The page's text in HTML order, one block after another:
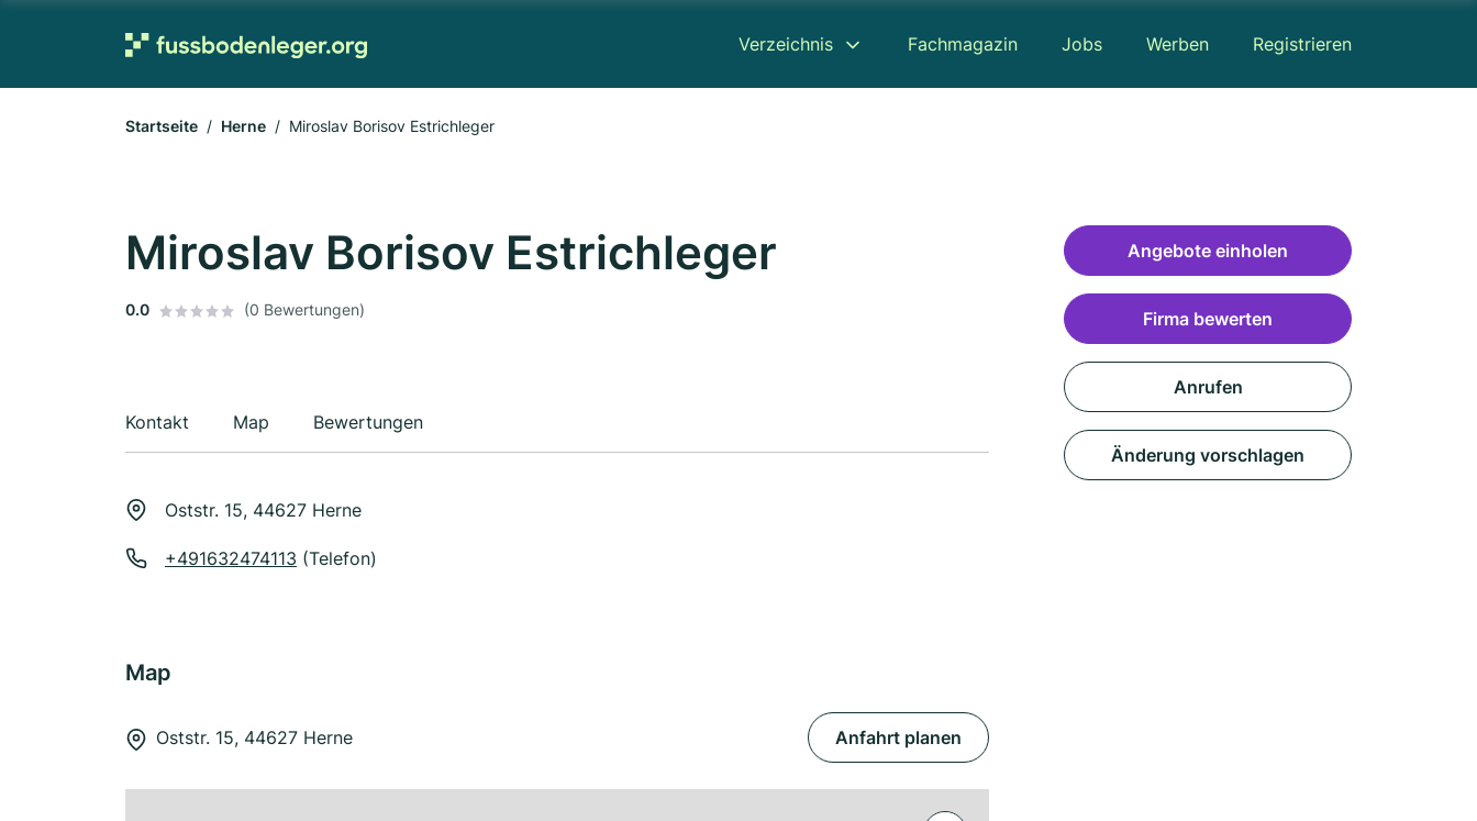
Verzeichnis Fachmagazin Jobs Werben Registrieren
Startseite Herne Miroslav Borisov Estrichleger
Miroslav Borisov Estrichleger
0.0 (0 Bewertungen)
Kontakt Map Bewertungen
Oststr. 15, 44627 Herne
+491632474113 (Telefon)
Map
Oststr. 15, 44627 Herne Anfahrt planen
Angebote einholen
Firma bewerten
Anrufen
Änderung vorschlagen